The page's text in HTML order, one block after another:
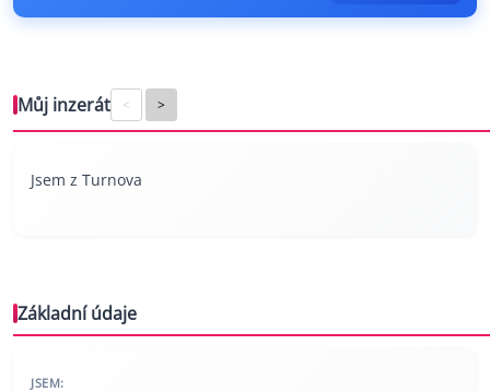
Můj inzerát < >
Jsem z Turnova
Základní údaje
JSEM: